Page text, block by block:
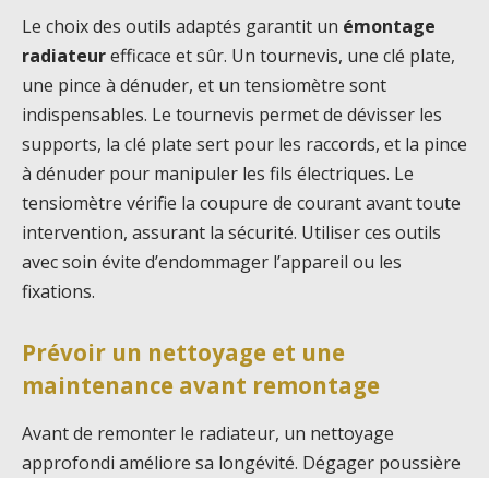
Le choix des outils adaptés garantit un émontage
radiateurefficace et sûr. Un tournevis, une clé plate,
une pince à dénuder, et un tensiomètre sont
indispensables. Le tournevis permet de dévisser les
supports, la clé plate sert pour les raccords, et la pince
à dénuder pour manipuler les fils électriques. Le
tensiomètre vérifie la coupure de courant avant toute
intervention, assurant la sécurité. Utiliser ces outils
avec soin évite d’endommager l’appareil ou les
fixations.
Prévoir un nettoyage et une
maintenance avant remontage
Avant de remonter le radiateur, un nettoyage
approfondi améliore sa longévité. Dégager poussière